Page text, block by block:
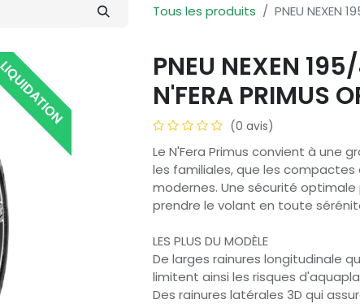
Tous les produits PNEU NEXEN
PNEU NEXEN
N'FERA PRIMUS
(0 avis)
Le N'Fera Primus convient à une
les familiales, que les
modernes. Une sécurité
prendre le volant en toute
LES PLUS DU MODÈLE
De larges rainures longitudinale
limitent ainsi les risques
Des rainures latérales 3D qui